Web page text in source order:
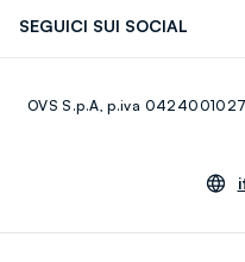
Giftcard
SEGUICI SUI SOCIAL
Youtube
OVS S.p.A, p.iva